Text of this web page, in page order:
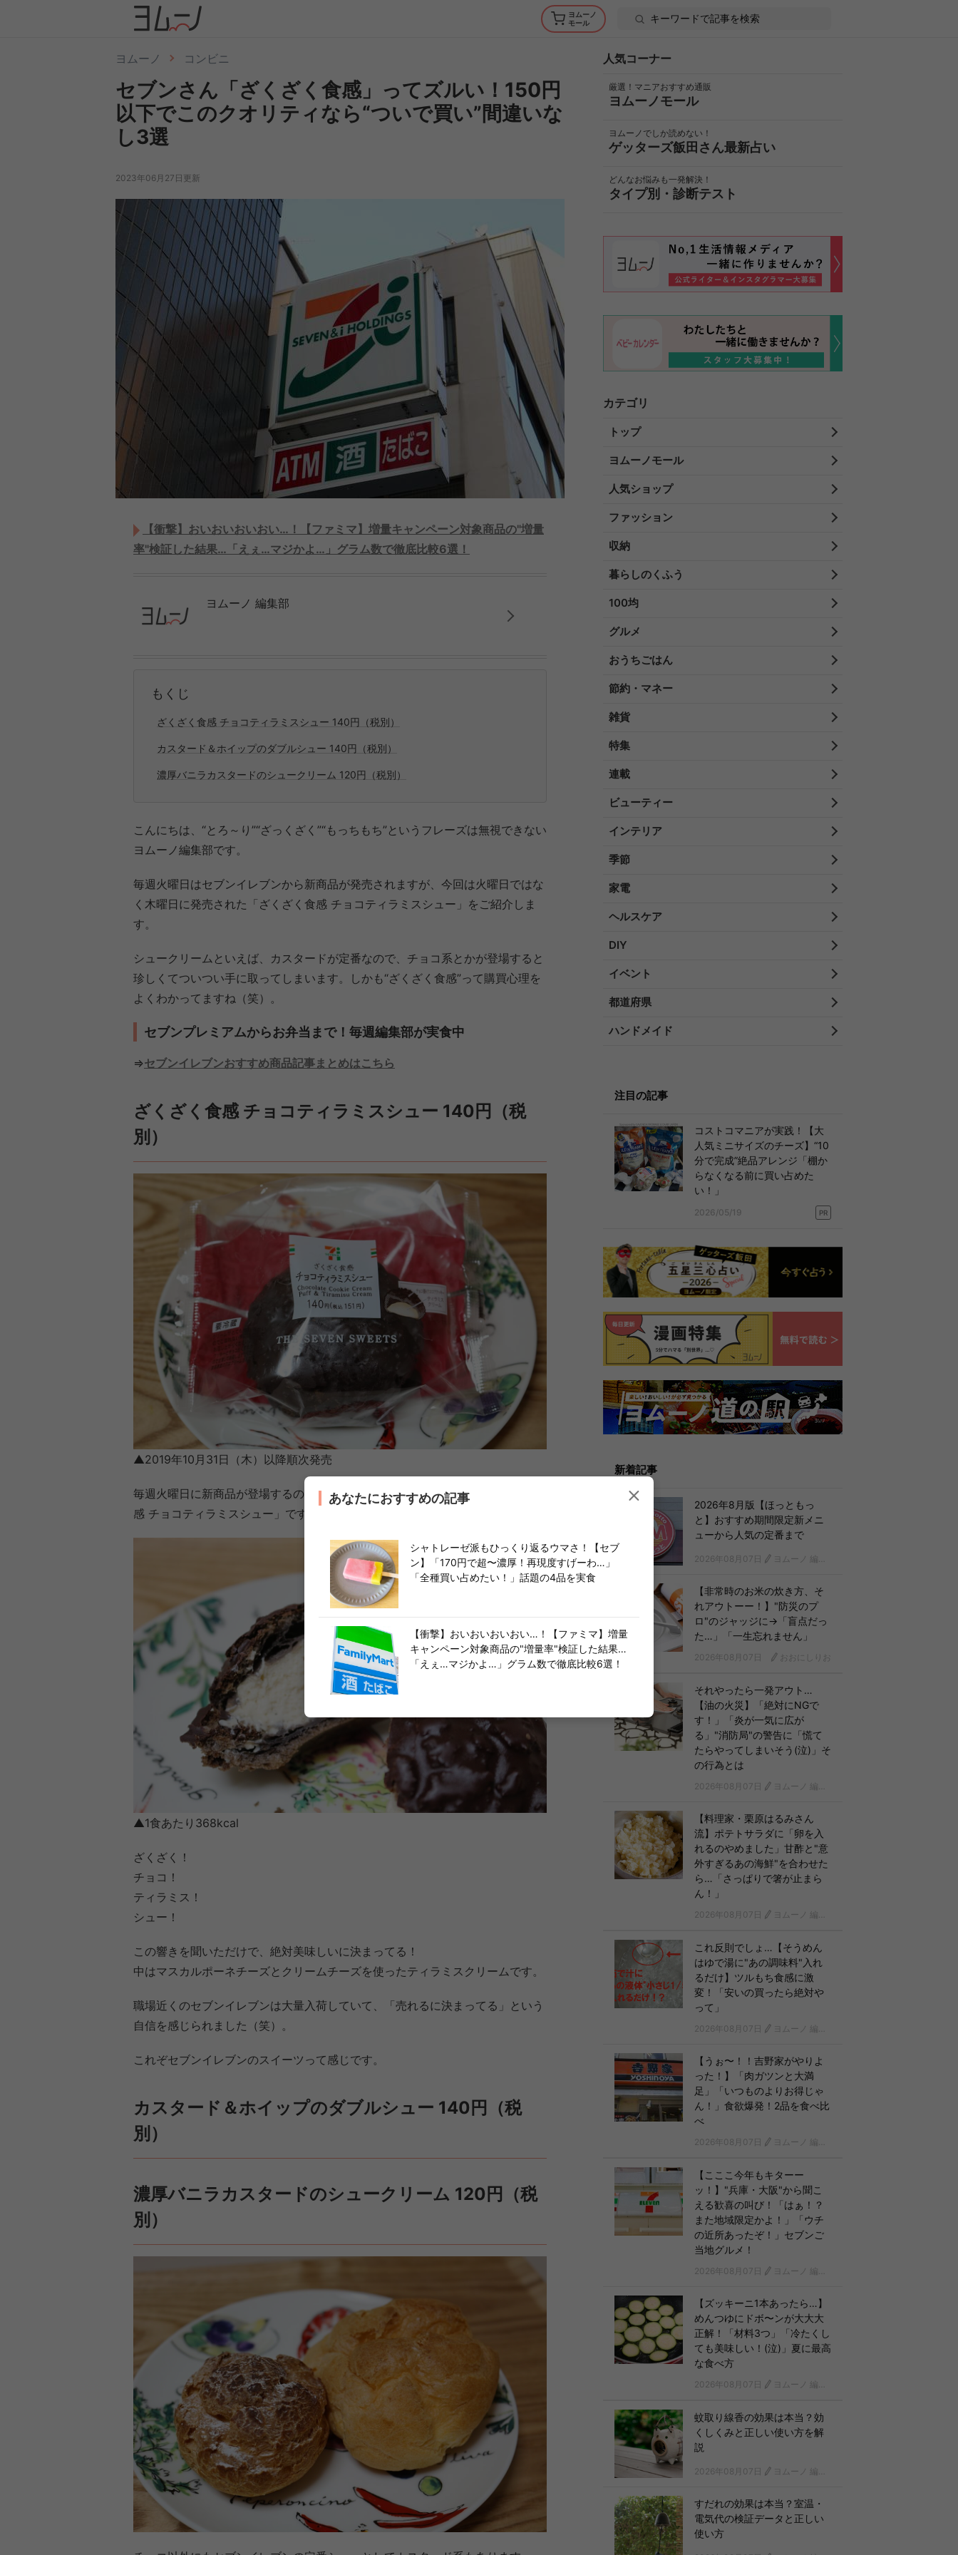
ヨムーノ
モール
ヨムーノ コンビニ
セブンさん「ざくざく食感」ってズルい！150円
以下でこのクオリティなら“ついで買い”間違いな
し3選
2023年06月27日更新
【衝撃】おいおいおいおい…！【ファミマ】増量キャンペーン対象商品の"増量
率"検証した結果…「えぇ…マジかよ…」グラム数で徹底比較6選！
ヨムーノ 編集部
もくじ
ざくざく食感 チョコティラミスシュー 140円（税別）
カスタード＆ホイップのダブルシュー 140円（税別）
濃厚バニラカスタードのシュークリーム 120円（税別）
こんにちは、“とろ～り”“ざっくざく”“もっちもち”というフレーズは無視できない
ヨムーノ編集部です。
毎週火曜日はセブンイレブンから新商品が発売されますが、今回は火曜日ではな
く木曜日に発売された「ざくざく食感 チョコティラミスシュー」をご紹介しま
す。
シュークリームといえば、カスタードが定番なので、チョコ系とかが登場すると
珍しくてついつい手に取ってしまいます。しかも“ざくざく食感”って購買心理を
よくわかってますね（笑）。
セブンプレミアムからお弁当まで！毎週編集部が実食中
⇒セブンイレブンおすすめ商品記事まとめはこちら
ざくざく食感 チョコティラミスシュー 140円（税
別）
▲2019年10月31日（木）以降順次発売
毎週火曜日に新商品が登場するのに、珍しく木曜日から発売された「ざくざく食
感 チョコティラミスシュー」です。
▲1食あたり368kcal
ざくざく！
チョコ！
ティラミス！
シュー！
この響きを聞いただけで、絶対美味しいに決まってる！
中はマスカルポーネチーズとクリームチーズを使ったティラミスクリームです。
職場近くのセブンイレブンは大量入荷していて、「売れるに決まってる」という
自信を感じられました（笑）。
これぞセブンイレブンのスイーツって感じです。
カスタード＆ホイップのダブルシュー 140円（税
別）
濃厚バニラカスタードのシュークリーム 120円（税
別）
あなたにおすすめの記事
シャトレーゼ派もひっくり返るウマさ！【セブ
ン】「170円で超〜濃厚！再現度すげーわ…」
「全種買い占めたい！」話題の4品を実食
【衝撃】おいおいおいおい…！【ファミマ】増量
キャンペーン対象商品の"増量率"検証した結果…
「えぇ…マジかよ…」グラム数で徹底比較6選！
人気コーナー
厳選！マニアおすすめ通販
ヨムーノモール
ヨムーノでしか読めない！
ゲッターズ飯田さん最新占い
どんなお悩みも一発解決！
タイプ別・診断テスト
カテゴリ
トップ
ヨムーノモール
人気ショップ
ファッション
収納
暮らしのくふう
100均
グルメ
おうちごはん
節約・マネー
雑貨
特集
連載
ビューティー
インテリア
季節
家電
ヘルスケア
DIY
イベント
都道府県
ハンドメイド
注目の記事
コストコマニアが実践！【大
人気ミニサイズのチーズ】“10
分で完成”絶品アレンジ「棚か
らなくなる前に買い占めた
い！」
2026/05/19 PR
新着記事
2026年8月版【ほっともっ
と】おすすめ期間限定新メニ
ューから人気の定番まで
2026年08月07日 ヨムーノ 編集部
【非常時のお米の炊き方、そ
れアウトーー！】"防災のプ
ロ"のジャッジに→「盲点だっ
た…」「一生忘れません」
2026年08月07日 おおにしりお
それやったら一発アウト…
【油の火災】「絶対にNGで
す！」「炎が一気に広が
る」"消防局"の警告に「慌て
たらやってしまいそう(泣)」そ
の行為とは
2026年08月07日 ヨムーノ 編集部
【料理家・栗原はるみさん
流】ポテトサラダに「卵を入
れるのやめました」甘酢と"意
外すぎるあの海鮮"を合わせた
ら…「さっぱりで箸が止まら
ん！」
2026年08月07日 ヨムーノ 編集部
これ反則でしょ…【そうめん
はゆで湯に"あの調味料"入れ
るだけ】ツルもち食感に激
変！「安いの買ったら絶対や
って」
2026年08月07日 ヨムーノ 編集部
【うぉ〜！！吉野家がやりよ
った！】「肉ガツンと大満
足」「いつものよりお得じゃ
ん！」食欲爆発！2品を食べ比
べ
2026年08月07日 ヨムーノ 編集部
【こここ今年もキターー
ッ！】"兵庫・大阪"から聞こ
える歓喜の叫び！「はぁ！？
また地域限定かよ！」「ウチ
の近所あったぞ！」セブンご
当地グルメ！
2026年08月07日 ヨムーノ 編集部
【ズッキーニ1本あったら…】
めんつゆにドボ〜ンが大大大
正解！「材料3つ」「冷たくし
ても美味しい！(泣)」夏に最高
な食べ方
2026年08月07日 ヨムーノ 編集部
蚊取り線香の効果は本当？効
くしくみと正しい使い方を解
説
2026年08月07日 ヨムーノ 編集部
すだれの効果は本当？室温・
電気代の検証データと正しい
使い方